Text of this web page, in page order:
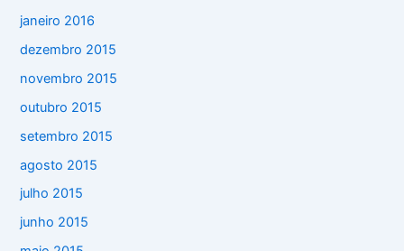
janeiro 2016
dezembro 2015
novembro 2015
outubro 2015
setembro 2015
agosto 2015
julho 2015
junho 2015